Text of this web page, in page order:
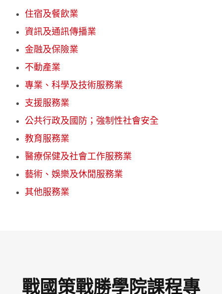
住宿及餐飲業
資訊及通訊傳播業
金融及保險業
不動產業
專業、科學及技術服務業
支援服務業
公共行政及國防；強制性社會安全
教育服務業
醫療保健及社會工作服務業
藝術、娛樂及休閒服務業
其他服務業
戰國策戰勝學院課程專